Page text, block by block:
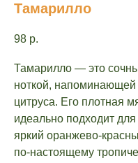
Тамарилло
98 р.
Тамарилло — это
ноткой,
цитруса. Его плотная
идеально подходит
яркий оранжево-
по-настоящему